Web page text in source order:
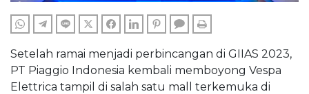
WHATSAPPTELEGRAM
LINE TWITTERFACEBOOKLINKEDINPINTERESTCOMMENTS
Setelah ramai menjadi perbincangan di GIIAS 2023,
PT Piaggio Indonesia kembali memboyong Vespa
Elettrica tampil di salah satu mall terkemuka di